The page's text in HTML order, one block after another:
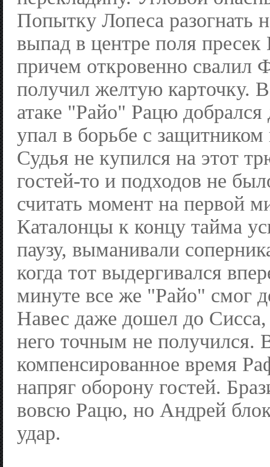
Попытку Лопеса разогнать
выпад в центре поля пресек
причем откровенно свалил
получил желтую карточку.
атаке "Райо" Рацю добрался
упал в борьбе с
Судья не купился на этот
гостей-то и подходов не
считать момент на первой
Каталонцы к концу тайма
паузу, выманивали
когда тот выдергивался
минуте все же "Райо" смог
Навес даже дошел до Сисса,
него точным не получился.
компенсированное время
напряг оборону гостей.
вовсю Рацю, но Андрей
удар.